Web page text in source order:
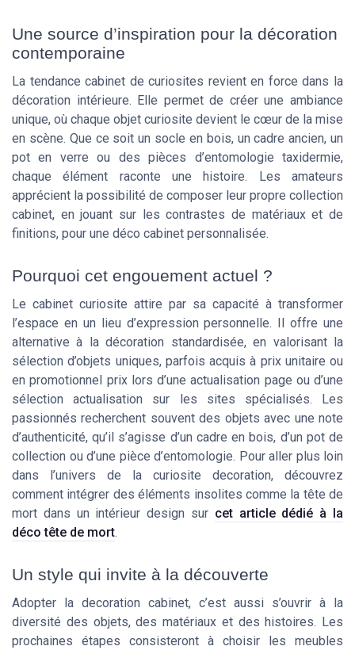
Une source d’inspiration pour la décoration
contemporaine
La tendance cabinet de curiosites revient en force dans la
décoration intérieure. Elle permet de créer une ambiance
unique, où chaque objet curiosite devient le cœur de la mise
en scène. Que ce soit un socle en bois, un cadre ancien, un
pot en verre ou des pièces d’entomologie taxidermie,
chaque élément raconte une histoire. Les amateurs
apprécient la possibilité de composer leur propre collection
cabinet, en jouant sur les contrastes de matériaux et de
finitions, pour une déco cabinet personnalisée.
Pourquoi cet engouement actuel ?
Le cabinet curiosite attire par sa capacité à transformer
l’espace en un lieu d’expression personnelle. Il offre une
alternative à la décoration standardisée, en valorisant la
sélection d’objets uniques, parfois acquis à prix unitaire ou
en promotionnel prix lors d’une actualisation page ou d’une
sélection actualisation sur les sites spécialisés. Les
passionnés recherchent souvent des objets avec une note
d’authenticité, qu’il s’agisse d’un cadre en bois, d’un pot de
collection ou d’une pièce d’entomologie. Pour aller plus loin
dans l’univers de la curiosite decoration, découvrez
comment intégrer des éléments insolites comme la tête de
mort dans un intérieur design sur cet article dédié à la
déco tête de mort.
Un style qui invite à la découverte
Adopter la decoration cabinet, c’est aussi s’ouvrir à la
diversité des objets, des matériaux et des histoires. Les
prochaines étapes consisteront à choisir les meubles